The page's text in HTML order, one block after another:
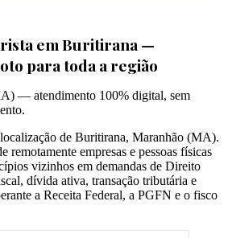
emBuritirana —
para toda a região
) — atendimento 100% digital, sem
de Buritirana, Maranhão (MA).
remotamente empresas e pessoas físicas
vizinhos em demandas de Direito
dívida ativa, transação tributária e
a Receita Federal, a PGFN e o fisco